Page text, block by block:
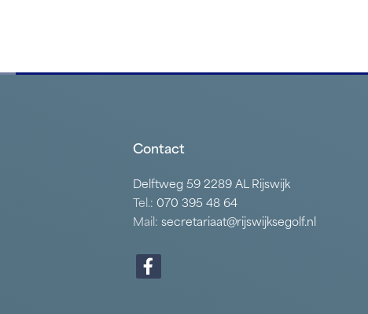
Contact
Delftweg 59 2289 AL Rijswijk
Tel.: 070 395 48 64
Mail: secretariaat@rijswijksegolf.nl